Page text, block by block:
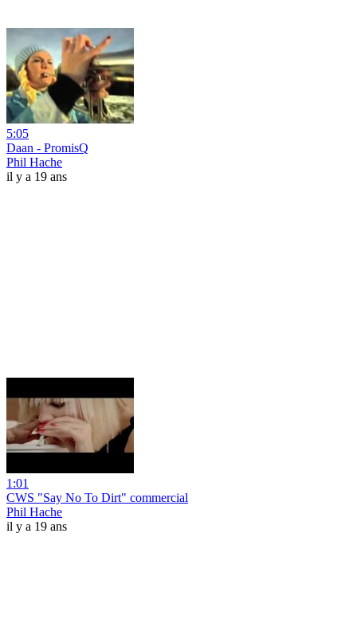
5:05
Daan - PromisQ
Phil Hache
il y a 19 ans
1:01
CWS "Say No To Dirt" commercial
Phil Hache
il y a 19 ans